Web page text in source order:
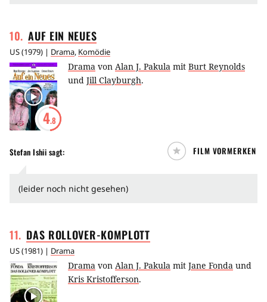
10. AUF EIN NEUES
US(1979) | Drama, Komödie
4.8
Drama von Alan J. Pakula mit Burt Reynolds
und Jill Clayburgh.
Stefan Ishii sagt: FILM VORMERKEN
(leider noch nicht gesehen)
11. DAS ROLLOVER-KOMPLOTT
US(1981) | Drama
Drama von Alan J. Pakula mit Jane Fonda und
Kris Kristofferson.